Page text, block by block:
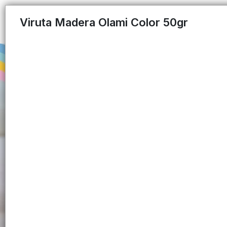
Viruta Madera Olami Color 50gr